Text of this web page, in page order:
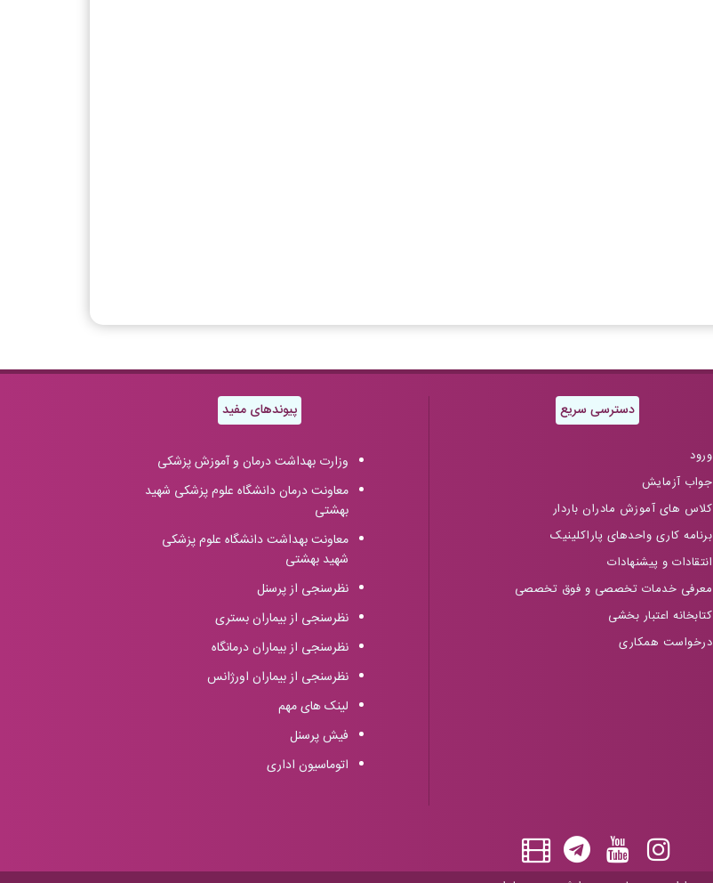
دسترسی سریع
ورود
جواب آزمایش
کلاس های آموزش مادران باردار
برنامه کاری واحدهای پاراکلینیک
انتقادات و پیشنهادات
معرفی خدمات تخصصی و فوق تخصصی
کتابخانه اعتبار بخشی
درخواست همکاری
پیوندهای مفید
وزارت بهداشت درمان و آموزش پزشکی
معاونت درمان دانشگاه علوم پزشکی شهید
بهشتی
معاونت بهداشت دانشگاه علوم پزشکی
شهید بهشتی
نظرسنجی از پرسنل
نظرسنجی از بیماران بستری
نظرسنجی از بیماران درمانگاه
نظرسنجی از بیماران اورژانس
لینک های مهم
فیش پرسنل
اتوماسیون اداری